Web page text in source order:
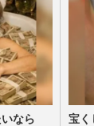
なら
宝く